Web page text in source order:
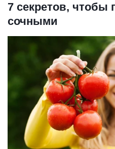
7 секретов,
сочными